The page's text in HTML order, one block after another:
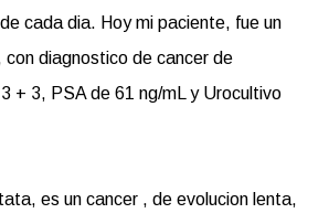
cada dia. Hoy mi paciente, fue un
con diagnostico de cancer de
+ 3, PSA de 61 ng/mL y Urocultivo
es un cancer , de evolucion lenta,